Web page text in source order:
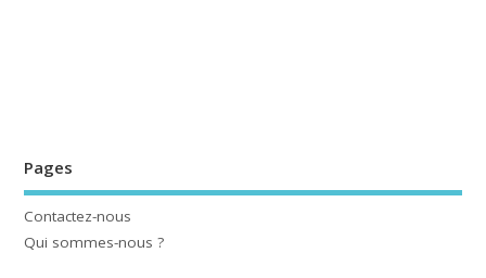
Pages
Contactez-nous
Qui sommes-nous ?